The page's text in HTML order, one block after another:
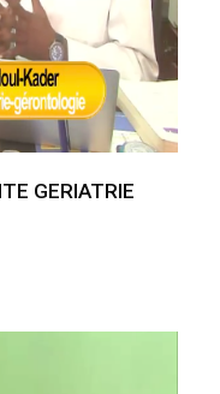
GERIATRIE